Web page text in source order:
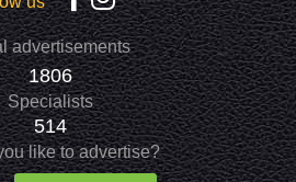
advertisements
1806
Specialists
514
like to advertise?